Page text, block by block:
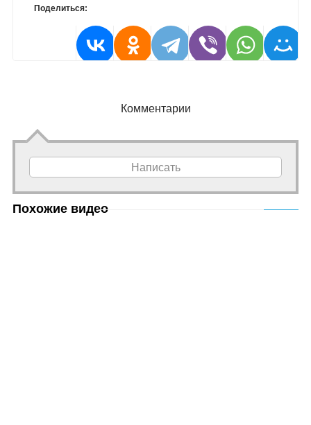
Поделиться:
Комментарии
Написать
Похожие видео